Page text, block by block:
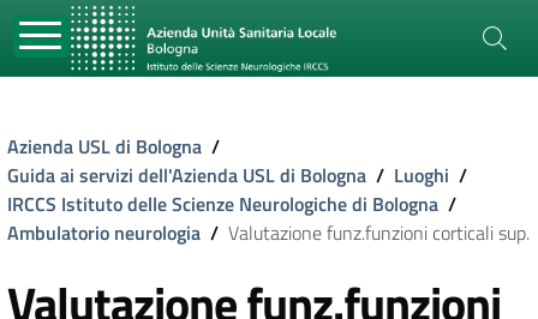
Azienda USL di Bologna /
Guida ai servizi dell'Azienda USL di Bologna / Luoghi /
IRCCS Istituto delle Scienze Neurologiche di Bologna /
Ambulatorio neurologia / Valutazione funz.funzioni corticali sup.
Valutazione funz.funzioni